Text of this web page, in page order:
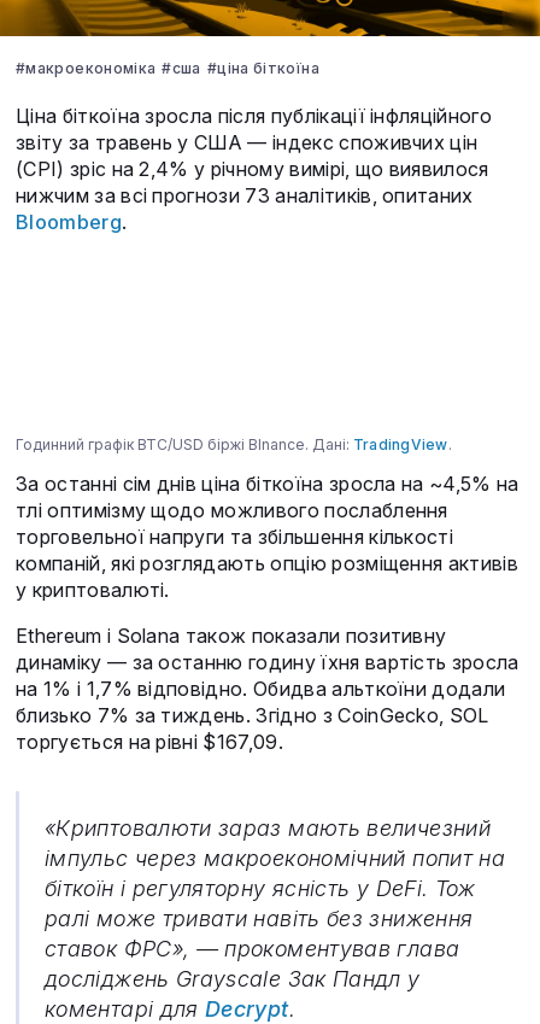
#макроекономіка #сша #ціна біткоїна
Ціна біткоїна зросла після публікації інфляційного
звіту за травень у США — індекс споживчих цін
(CPI) зріс на 2,4% у річному вимірі, що виявилося
нижчим за всі прогнози 73 аналітиків, опитаних
Bloomberg.
Годинний графік BTC/USD біржі BInance. Дані: TradingView.
За останні сім днів ціна біткоїна зросла на ~4,5% на
тлі оптимізму щодо можливого послаблення
торговельної напруги та збільшення кількості
компаній, які розглядають опцію розміщення активів
у криптовалюті.
Ethereum і Solana також показали позитивну
динаміку — за останню годину їхня вартість зросла
на 1% і 1,7% відповідно. Обидва альткоїни додали
близько 7% за тиждень. Згідно з CoinGecko, SOL
торгується на рівні $167,09.
«Криптовалюти зараз мають величезний
імпульс через макроекономічний попит на
біткоїн і регуляторну ясність у DeFi. Тож
ралі може тривати навіть без зниження
ставок ФРС», — прокоментував глава
досліджень Grayscale Зак Пандл у
коментарі дляDecrypt.